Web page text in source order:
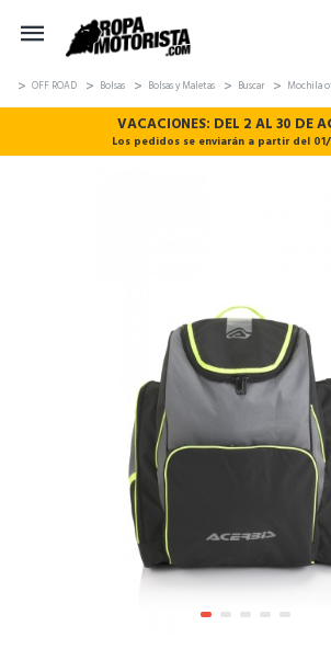
OFF ROAD Bolsas Bolsas y Maletas Buscar Mochila
VACACIONES: DEL 2 AL 30 DE
Los pedidos se enviarán a partir del